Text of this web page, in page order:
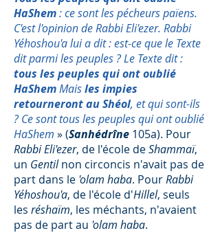
HaShem: ce sont les pécheurs païens.
C'est l'opinion de Rabbi Eli'ezer. Rabbi
Yéhoshou'a lui a dit : est-ce que le Texte
dit parmi les peuples ? Le Texte dit :
tous les peuples qui ont oublié
HaShemMaisles impies
retourneront au Shéol, et qui sont-ils
? Ce sont tous les peuples qui ont oublié
HaShem » (Sanhédrîne 105a). Pour
Rabbi Eli'ezer, de l'école deShammaï,
un Gentilnon circoncis n'avait pas de
part dans le 'olam haba. PourRabbi
Yéhoshou'a, de l'école d'Hillel, seuls
les réshaïm, les méchants, n'avaient
pas de part au 'olam haba.